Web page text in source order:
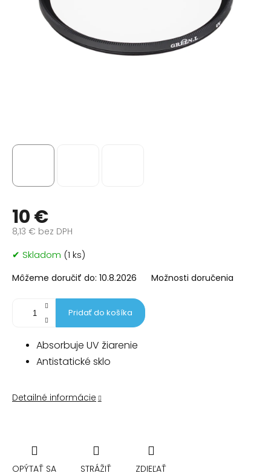
10 €
8,13 € bez DPH
Jednotková
cena:
✔ Skladom (1 ks)
Môžeme doručiť do: 10.8.2026 Možnosti doručenia
Pridať do košíka
Absorbuje UV žiarenie
Antistatické sklo
Detailné informácie
OPÝTAŤ SA STRÁŽIŤ ZDIEĽAŤ